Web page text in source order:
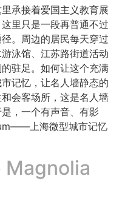
承接着爱国主义教育展
里只是一段再普通不过
。周边的居民每天穿过
泳馆、江苏路街道活动
驻足。如何让这个充满
记忆，让名人墙静态的
会客场所，这是名人墙
，一个有声音、有影
上海微型城市记忆
Magnolia